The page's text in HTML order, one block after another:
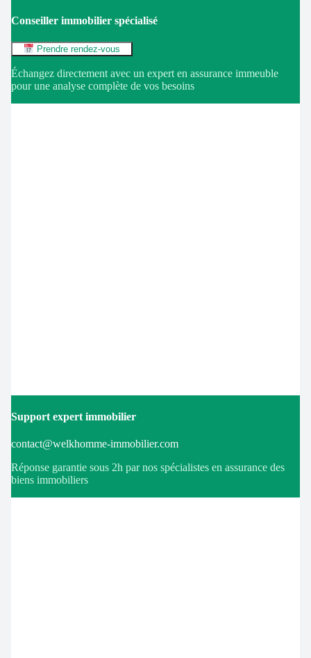
Conseiller immobilier spécialisé
Prendre rendez-vous
Échangez directement avec un expert en assurance immeuble
pour une analyse complète de vos besoins
Support expert immobilier
contact@welkhomme-immobilier.com
Réponse garantie sous 2h par nos spécialistes en assurance des
biens immobiliers